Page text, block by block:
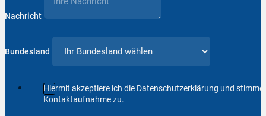
Nachricht
Bundesland
Hiermit akzeptiere ich die Datenschutzerklärung und
Kontaktaufnahme zu.